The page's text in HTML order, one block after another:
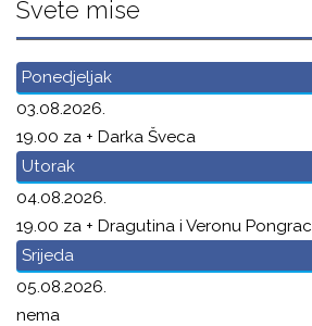
Svete mise
Ponedjeljak
03.08.2026.
19.00 za + Darka Šveca
Utorak
04.08.2026.
19.00 za + Dragutina i Veronu Pongrac
Srijeda
05.08.2026.
nema